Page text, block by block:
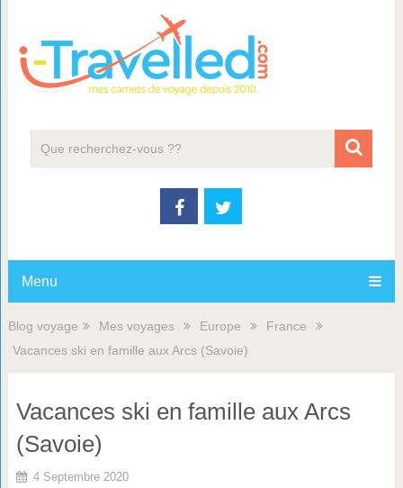
Menu
Blog voyage Mes voyages Europe
France
Vacances ski en famille aux Arcs (Savoie)
Vacances ski en famille aux Arcs
(Savoie)
4 Septembre 2020